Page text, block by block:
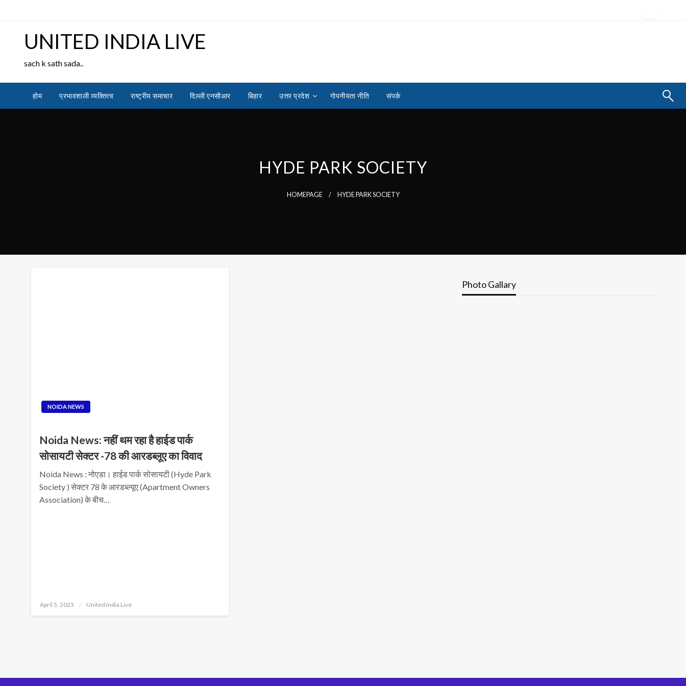
to
UNITED INDIA LIVE
sach k sath sada..
होम प्रभावशाली व्यक्तित्व राष्ट्रीय समाचार दिल्ली एनसीआर बिहार उत्तर प्रदेश गोपनीयता नीति संपर्क
HYDE PARK SOCIETY
HOMEPAGE HYDE PARK SOCIETY
NOIDA NEWS
Noida News: नहीं थम रहा है हाईड पार्क
सोसायटी सेक्टर -78 की आरडब्लूए का विवाद
Noida News : नोएडा। हाईड पार्क सोसायटी (Hyde Park
Society ) सेक्टर 78 के आरडब्ल्यूए (Apartment Owners
Association) के बीच…
Posted
April 5, 2023 United India Live
Photo Gallary